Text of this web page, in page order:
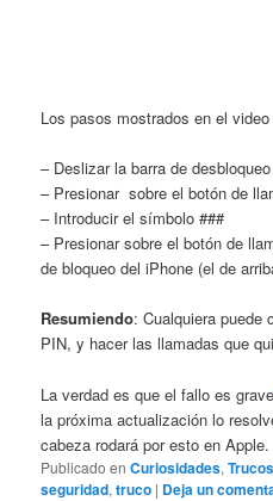
Los pasos mostrados en el
– Deslizar la barra de
– Presionar sobre el botón de
– Introducir el símbolo ###
– Presionar sobre el botón de
de bloqueo del iPhone (el de
Resumiendo: Cualquiera puede
PIN, y hacer las llamadas que
La verdad es que el fallo es grave
la próxima actualización lo
cabeza rodará por esto en Apple.
Publicado en Curiosidades,
seguridad,truco | Deja un